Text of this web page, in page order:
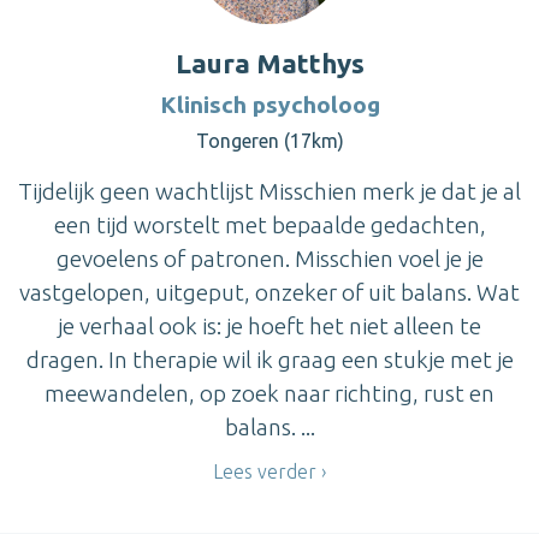
Laura Matthys
Klinisch psycholoog
Tongeren (17km)
Tijdelijk geen wachtlijst Misschien merk je dat je al
een tijd worstelt met bepaalde gedachten,
gevoelens of patronen. Misschien voel je je
vastgelopen, uitgeput, onzeker of uit balans. Wat
je verhaal ook is: je hoeft het niet alleen te
dragen. In therapie wil ik graag een stukje met je
meewandelen, op zoek naar richting, rust en
balans. ...
Lees verder